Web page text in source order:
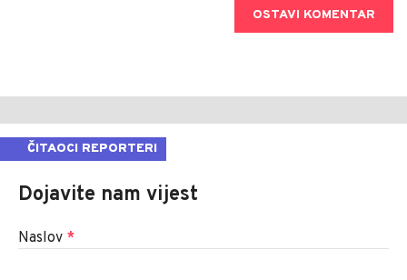
OSTAVI KOMENTAR
ČITAOCI REPORTERI
Dojavite nam vijest
Naslov *